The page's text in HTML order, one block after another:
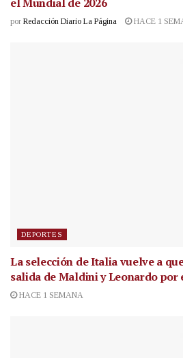
el Mundial de 2026
por Redacción Diario La Página HACE 1
DEPORTES
La selección de Italia vuelve a
salida de Maldini y Leonardo por
HACE 1 SEMANA